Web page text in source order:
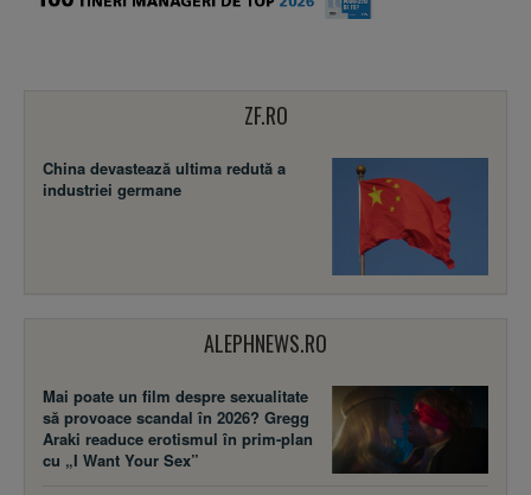
ZF.RO
China devastează ultima redută a
industriei germane
ALEPHNEWS.RO
Mai poate un film despre sexualitate
să provoace scandal în 2026? Gregg
Araki readuce erotismul în prim-plan
cu „I Want Your Sex”